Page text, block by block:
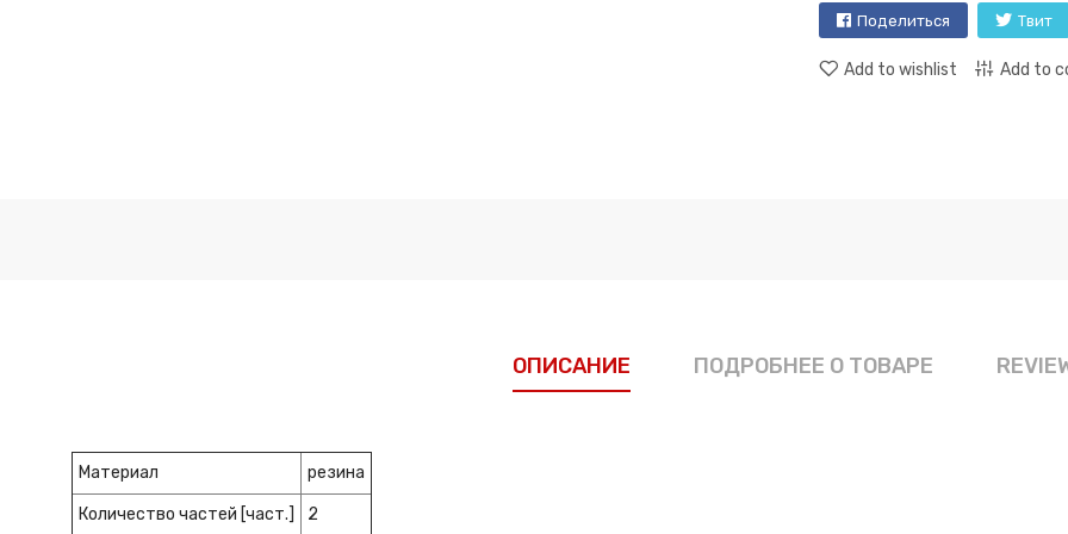
Поделиться Твит
Add to wishlist Add to
ОПИСАНИЕ ПОДРОБНЕЕ О ТОВАРЕ
Материал резина
Количество частей [част.] 2